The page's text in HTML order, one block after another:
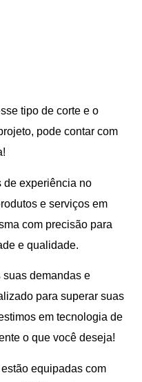
tipo de corte e o
pode contar com
de experiência no
e serviços em
com precisão para
e qualidade.
suas demandas e
para superar suas
em tecnologia de
o que você deseja!
equipadas com